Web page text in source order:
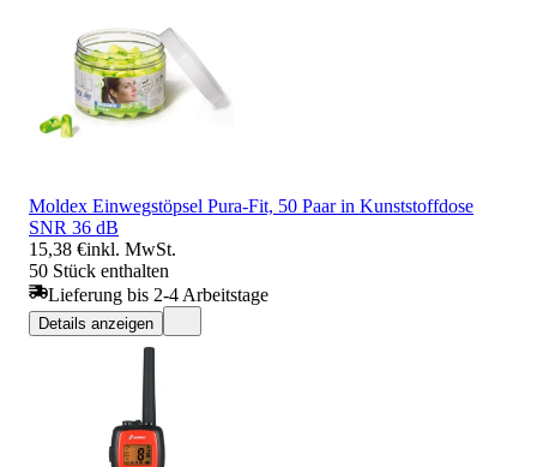
Moldex Einwegstöpsel Pura-Fit, 50 Paar in Kunststoffdose
SNR 36 dB
15,38 €inkl. MwSt.
50 Stück enthalten
Lieferung bis 2-4 Arbeitstage
Details anzeigen